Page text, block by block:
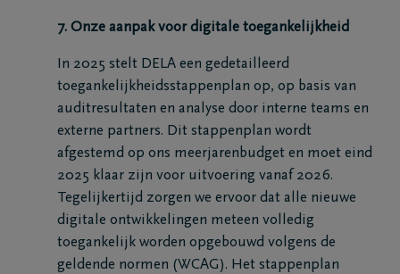
7. Onze aanpak voor digitale toegankelijkheid
In 2025 stelt DELA een gedetailleerd
toegankelijkheidsstappenplan op, op basis van
auditresultaten en analyse door interne teams en
externe partners. Dit stappenplan wordt
afgestemd op ons meerjarenbudget en moet eind
2025 klaar zijn voor uitvoering vanaf 2026.
Tegelijkertijd zorgen we ervoor dat alle nieuwe
digitale ontwikkelingen meteen volledig
toegankelijk worden opgebouwd volgens de
geldende normen (WCAG). Het stappenplan